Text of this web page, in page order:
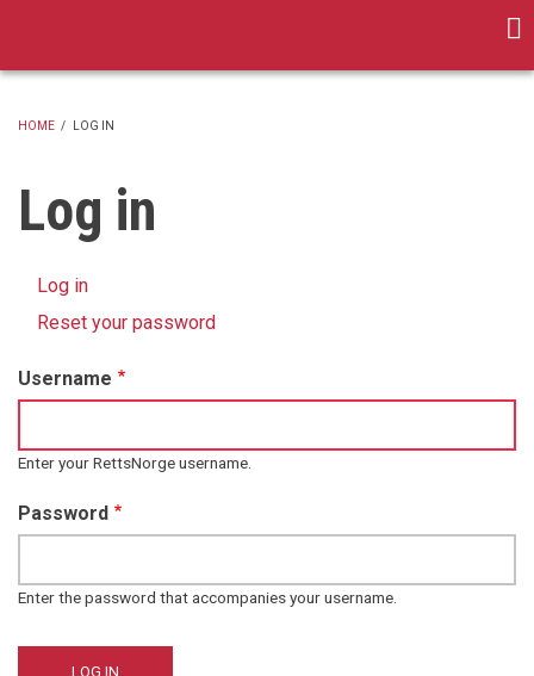
HOME / LOG IN
Log in
Primary
Log in
tab)
Reset your password
Username
Enter your RettsNorge username.
Password
Enter the password that accompanies your username.